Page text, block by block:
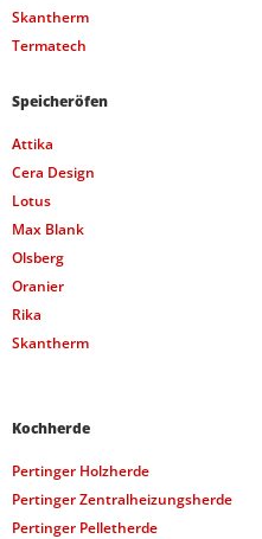
Skantherm
Termatech
Speicheröfen
Attika
Cera Design
Lotus
Max Blank
Olsberg
Oranier
Rika
Skantherm
Kochherde
Pertinger Holzherde
Pertinger Zentralheizungsherde
Pertinger Pelletherde